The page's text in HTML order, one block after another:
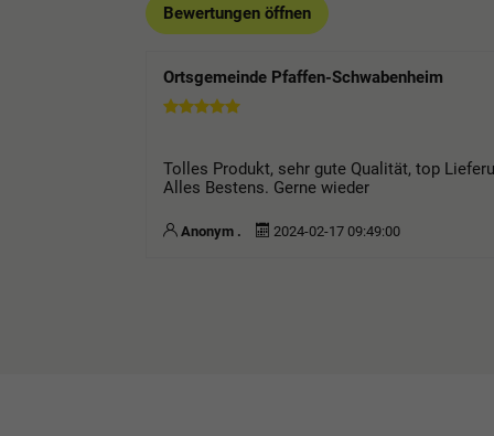
Bewertungen öffnen
Ortsgemeinde Pfaffen-Schwabenheim
Tolles Produkt, sehr gute Qualität, top
Alles Bestens. Gerne wieder
Anonym . 2024-02-17 09:49:00